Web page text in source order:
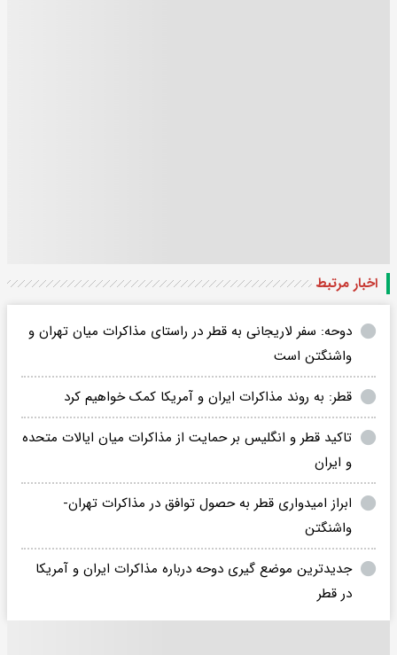
اخبار مرتبط
دوحه: سفر لاریجانی به قطر در راستای مذاکرات میان تهران و
واشنگتن است
قطر: به روند مذاکرات ایران و آمریکا کمک خواهیم کرد
تاکید قطر و انگلیس بر حمایت از مذاکرات میان ایالات متحده
و ایران
ابراز امیدواری قطر به حصول توافق در مذاکرات تهران-
واشنگتن
جدیدترین موضع گیری دوحه درباره مذاکرات ایران و آمریکا
در قطر